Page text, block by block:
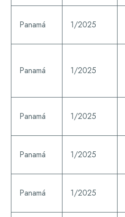
Panamá 1/2025
Panamá 1/2025
Panamá 1/2025
Panamá 1/2025
Panamá 1/2025